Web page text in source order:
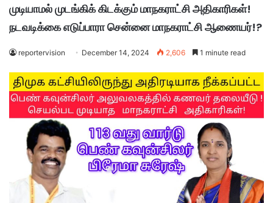
முடியாமல் முடங்கிக் கிடக்கும் மாநகராட்சி அதிகாரிகள்!
நடவடிக்கை எடுப்பாரா சென்னை மாநகராட்சி ஆணையர்!?
reportervision December 14, 2024 2,606 1 minute read